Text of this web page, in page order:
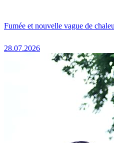
Fumée et nouvelle vague de
28.07.2026